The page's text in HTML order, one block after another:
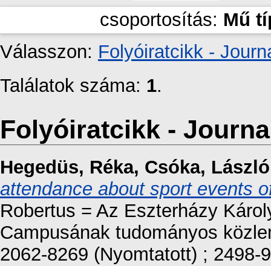
csoportosítás: Mű
Válasszon: Folyóiratcikk -
Találatok száma: 1.
Folyóiratcikk -
Hegedüs, Réka, Csóka, László
attendance about sport events
Robertus = Az Eszterházy
Campusának tudományos
2062-8269 (Nyomtatott) ; 2498-